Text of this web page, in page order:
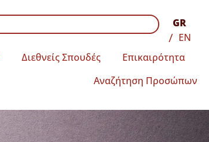
GR
EN
Διεθνείς Σπουδές
Επικαιρότητα
Αναζήτηση Προσώπων